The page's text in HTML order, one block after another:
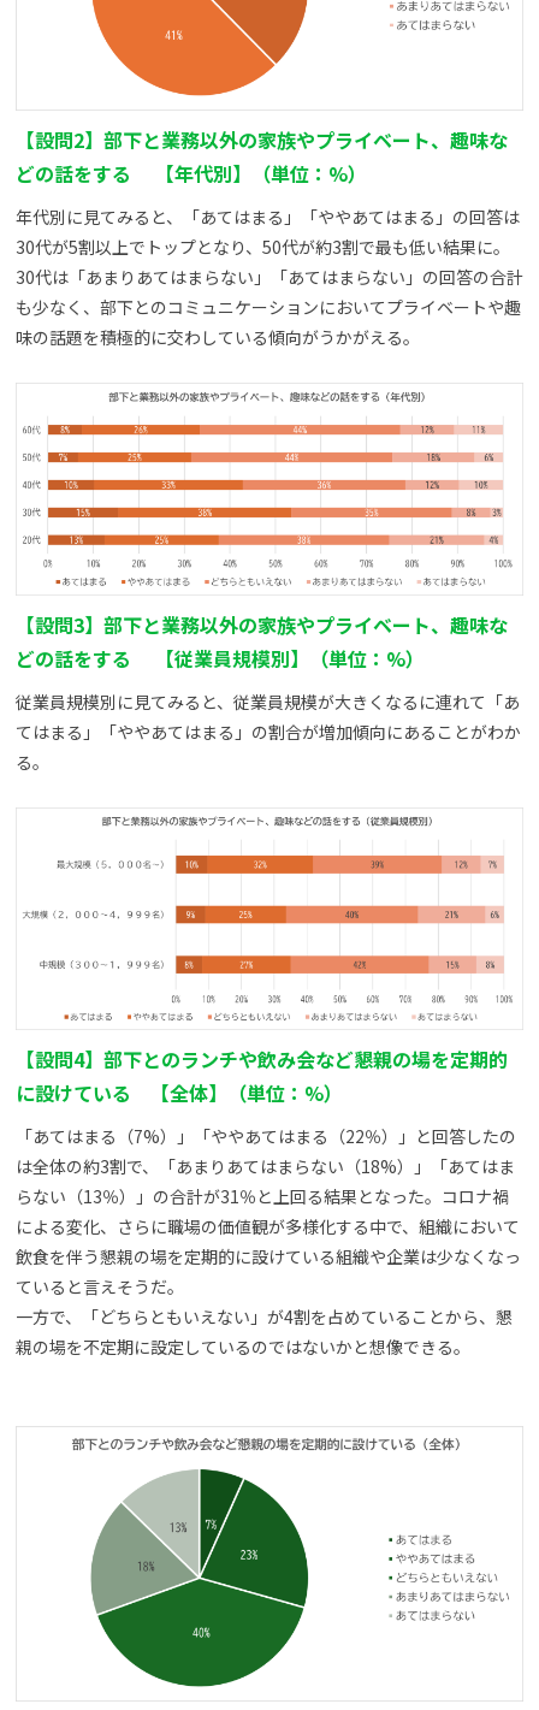
【設問2】部下と業務以外の家族やプライベート、趣味な
どの話をする 【年代別】（単位：%）
年代別に見てみると、「あてはまる」「ややあてはまる」の回答は
30代が5割以上でトップとなり、50代が約3割で最も低い結果に。
30代は「あまりあてはまらない」「あてはまらない」の回答の合計
も少なく、部下とのコミュニケーションにおいてプライベートや趣
味の話題を積極的に交わしている傾向がうかがえる。
【設問3】部下と業務以外の家族やプライベート、趣味な
どの話をする 【従業員規模別】（単位：%）
従業員規模別に見てみると、従業員規模が大きくなるに連れて「あ
てはまる」「ややあてはまる」の割合が増加傾向にあることがわか
る。
【設問4】部下とのランチや飲み会など懇親の場を定期的
に設けている 【全体】（単位：%）
「あてはまる（7%）」「ややあてはまる（22％）」と回答したの
は全体の約3割で、「あまりあてはまらない（18%）」「あてはま
らない（13％）」の合計が31％と上回る結果となった。コロナ禍
による変化、さらに職場の価値観が多様化する中で、組織において
飲食を伴う懇親の場を定期的に設けている組織や企業は少なくなっ
ていると言えそうだ。
一方で、「どちらともいえない」が4割を占めていることから、懇
親の場を不定期に設定しているのではないかと想像できる。